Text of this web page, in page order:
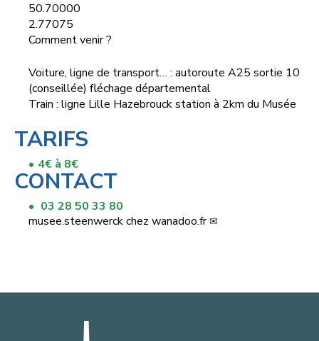
50.70000
2.77075
Comment venir ?
Voiture, ligne de transport… : autoroute A25 sortie 10
(conseillée) fléchage départemental
Train : ligne Lille Hazebrouck station à 2km du Musée
TARIFS
4€ à 8€
CONTACT
03 28 50 33 80
musee.steenwerckchez wanadoo.fr